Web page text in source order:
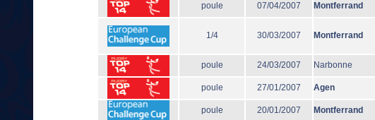
poule 07/04/2007 Montferrand
1/4 30/03/2007 Montferrand
poule 24/03/2007 Narbonne
poule 27/01/2007 Agen
poule 20/01/2007 Montferrand